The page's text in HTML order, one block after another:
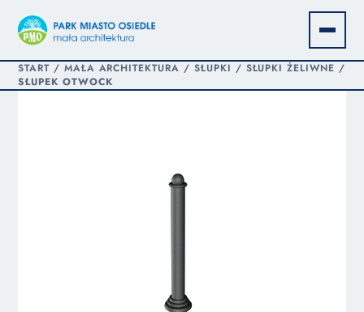
START/ MAŁA ARCHITEKTURA / SŁUPKI / SŁUPKI ŻELIWNE /
SŁUPEK OTWOCK